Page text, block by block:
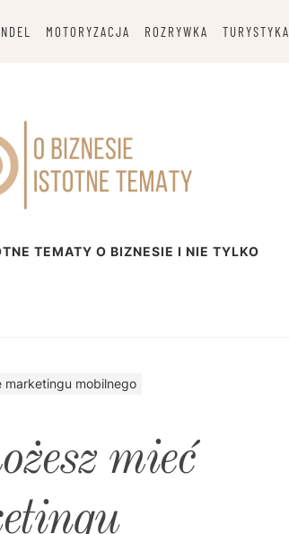
MOTORYZACJA ROZRYWKA TURYSTYKA
TEMATY O BIZNESIE I NIE TYLKO
marketingu mobilnego
mieć